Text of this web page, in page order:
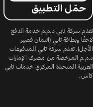
حمّل التطبيق
تقدّم شركة تابي ذ.م.م خدمة الدفع
لاحقًا وبطاقة تابي (ائتمان قصير
الأجل). تقدّم شركة تابي للمدفوعات
ذ.م.م المرخصة من مصرف الإمارات
العربية المتحدة المركزي خدمات تابي
كاش.